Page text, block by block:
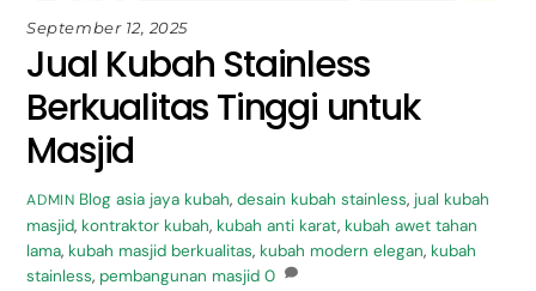
September 12, 2025
Jual Kubah Stainless
Berkualitas Tinggi untuk
Masjid
ADMIN Blog asia jaya kubah,desain kubah stainless, jual kubah
masjid, kontraktor kubah, kubah anti karat, kubah awet tahan
lama, kubah masjid berkualitas, kubah modern elegan, kubah
stainless, pembangunan masjid 0